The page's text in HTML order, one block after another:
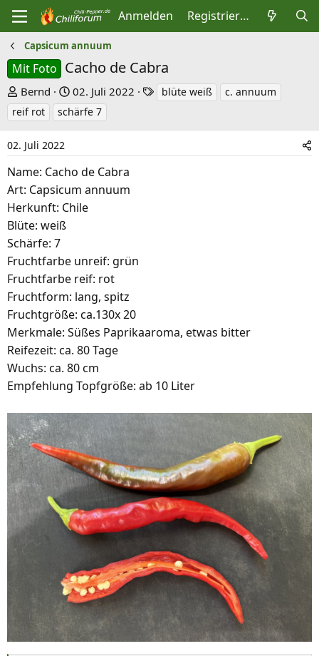
Anmelden Registrieren
Capsicum annuum
Mit Foto Cacho de Cabra
E
r
s
e
l
l
e
r
Bernd
E
r
s
e
l
l
t
02. Juli 2022
a
blüte weiß
c. annuum
reif rot
schärfe 7
02. Juli 2022
Name: Cacho de Cabra
Art: Capsicum annuum
Herkunft: Chile
Blüte: weiß
Schärfe: 7
Fruchtfarbe unreif: grün
Fruchtfarbe reif: rot
Fruchtform: lang, spitz
Fruchtgröße: ca.130x 20
Merkmale: Süßes Paprikaaroma, etwas bitter
Reifezeit: ca. 80 Tage
Wuchs: ca. 80 cm
Empfehlung Topfgröße: ab 10 Liter